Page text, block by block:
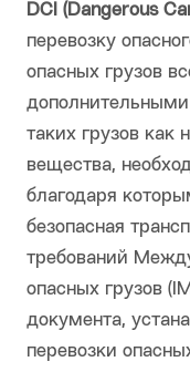
DCI (Dangerous
перевозку
опасных грузов
таких грузов как
вещества,
благодаря
безопасная
требований
опасных грузов
документа,
перевозки